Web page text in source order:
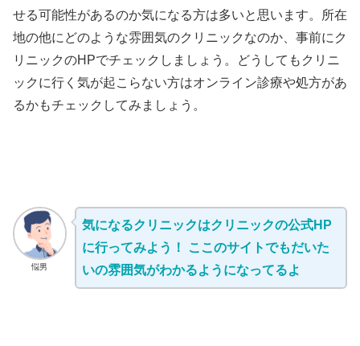
せる可能性があるのか気になる方は多いと思います。所在
地の他にどのような雰囲気のクリニックなのか、事前にク
リニックのHPでチェックしましょう。どうしてもクリニ
ックに行く気が起こらない方はオンライン診療や処方があ
るかもチェックしてみましょう。
悩男
気になるクリニックはクリニックの公式HP
に行ってみよう！ ここのサイトでもだいた
いの雰囲気がわかるようになってるよ